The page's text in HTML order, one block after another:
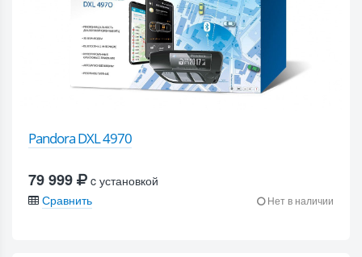
Pandora DXL 4970
79 999
c установкой
Сравнить
Нет в наличии